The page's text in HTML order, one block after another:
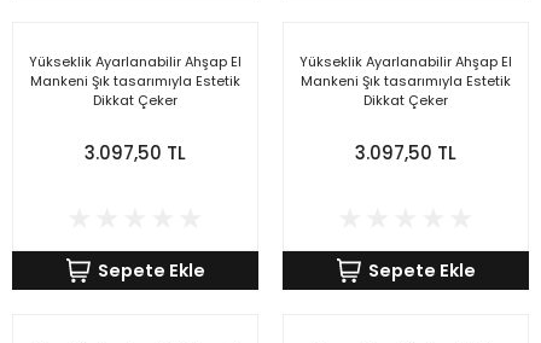
Yükseklik Ayarlanabilir Ahşap El
Mankeni Şık tasarımıyla Estetik
Dikkat Çeker
3.097,50 TL
Sepete Ekle
Yükseklik Ayarlanabilir Ahşap El
Mankeni Şık tasarımıyla Estetik
Dikkat Çeker
3.097,50 TL
Sepete Ekle